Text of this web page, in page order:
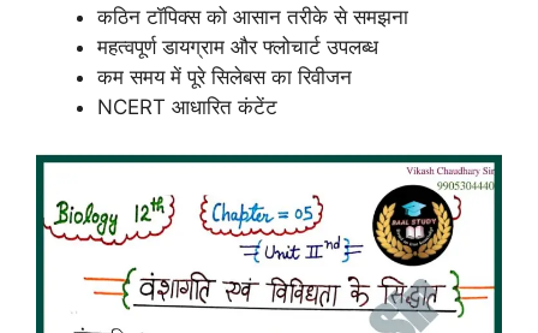
कठिन टॉपिक्स को आसान तरीके से समझना
महत्वपूर्ण डायग्राम और फ्लोचार्ट उपलब्ध
कम समय में पूरे सिलेबस का रिवीजन
NCERT आधारित कंटेंट